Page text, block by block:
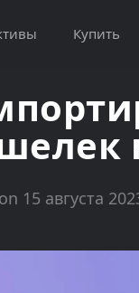
Купить
15 августа